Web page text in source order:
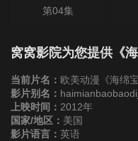
第04集
第07集
第10集
第13集
窝窝影院为您提供《
当前片名： 欧美动漫《海绵
影片别名：
上映时间： 2012年
国家/地区： 美国
影片语言： 英语